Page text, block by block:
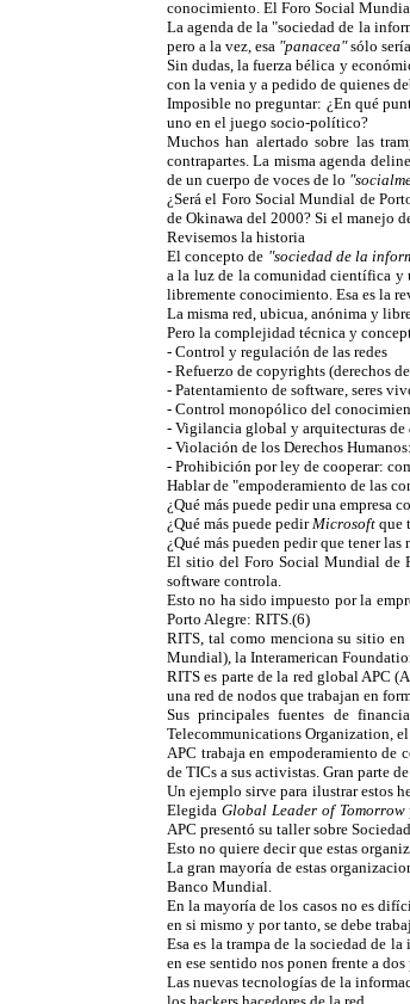
conocimiento. El Foro Social
La agenda de la "sociedad de la
pero a la vez, esa "panacea"sólo
Sin dudas, la fuerza bélica y
con la venia y a pedido de quienes
Imposible no preguntar: ¿En qué
uno en el juego socio-político?
Muchos han alertado sobre las
contrapartes. La misma agenda
de un cuerpo de voces de lo
¿Será el Foro Social Mundial de
de Okinawa del 2000? Si el manejo
Revisemos la historia
El concepto de "sociedad de la
a la luz de la comunidad científica y
libremente conocimiento. Esa es la
La misma red, ubicua, anónima y
Pero la complejidad técnica y
- Control y regulación de las redes
- Refuerzo de copyrights (derechos
- Patentamiento de software, seres
- Control monopólico del
- Vigilancia global y arquitecturas de
- Violación de los Derechos
- Prohibición por ley de cooperar:
Hablar de "empoderamiento de las
¿Qué más puede pedir una empresa
¿Qué más puede pedirMicrosoft que
¿Qué más pueden pedir que tener
El sitio del Foro Social Mundial de
software controla.
Esto no ha sido impuesto por la
Porto Alegre: RITS.(6)
RITS, tal como menciona su sitio
Mundial), la Interamerican
RITS es parte de la red global APC
una red de nodos que trabajan en
Sus principales fuentes de
Telecommunications Organization,
APC trabaja en empoderamiento de
de TICs a sus activistas. Gran parte
Un ejemplo sirve para ilustrar estos
Elegida Global Leader of Tomorrow
APC presentó su taller sobre
Esto no quiere decir que estas
La gran mayoría de estas
Banco Mundial.
En la mayoría de los casos no es
en si mismo y por tanto, se debe
Esa es la trampa de la sociedad de
en ese sentido nos ponen frente a
Las nuevas tecnologías de la